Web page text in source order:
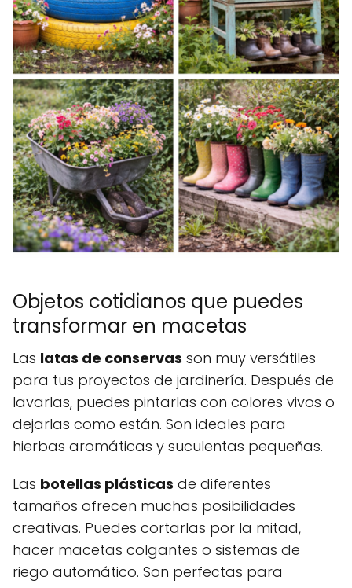
Objetos cotidianos que puedes
transformar en macetas
Las latas de conservas son muy versátiles
para tus proyectos de jardinería. Después de
lavarlas, puedes pintarlas con colores vivos o
dejarlas como están. Son ideales para
hierbas aromáticas y suculentas pequeñas.
Las botellas plásticas de diferentes
tamaños ofrecen muchas posibilidades
creativas. Puedes cortarlas por la mitad,
hacer macetas colgantes o sistemas de
riego automático. Son perfectas para